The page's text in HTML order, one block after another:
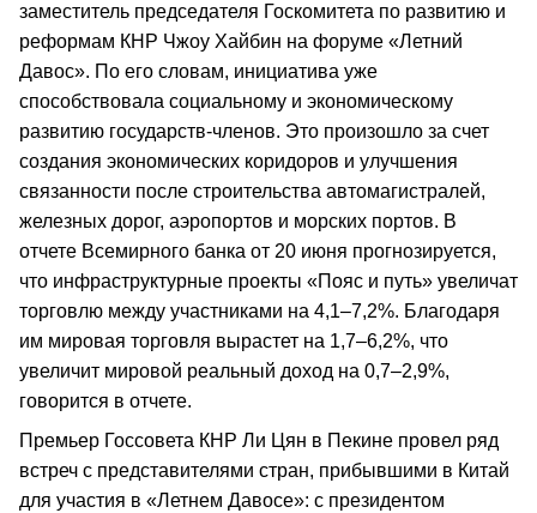
заместитель председателя Госкомитета по развитию и
реформам КНР Чжоу Хайбин на форуме «Летний
Давос». По его словам, инициатива уже
способствовала социальному и экономическому
развитию государств-членов. Это произошло за счет
создания экономических коридоров и улучшения
связанности после строительства автомагистралей,
железных дорог, аэропортов и морских портов. В
отчете Всемирного банка от 20 июня прогнозируется,
что инфраструктурные проекты «Пояс и путь» увеличат
торговлю между участниками на 4,1–7,2%. Благодаря
им мировая торговля вырастет на 1,7–6,2%, что
увеличит мировой реальный доход на 0,7–2,9%,
говорится в отчете.
Премьер Госсовета КНР Ли Цян в Пекине провел ряд
встреч с представителями стран, прибывшими в Китай
для участия в «Летнем Давосе»: с президентом